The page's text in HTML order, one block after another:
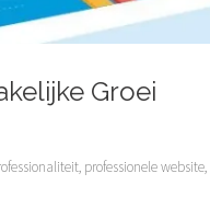
Groei
, professionele website,